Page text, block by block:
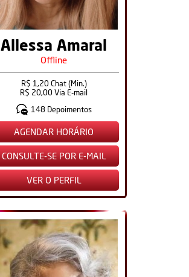
Allessa Amaral
Offline
R$ 1,20 Chat (Min.)
R$ 20,00 Via E-mail
148 Depoimentos
AGENDAR HORÁRIO
CONSULTE-SE POR E-MAIL
VER O PERFIL